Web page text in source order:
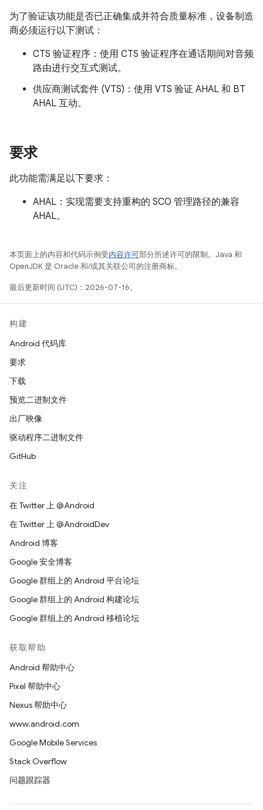
为了验证该功能是否已正确集成并符合质量标准，设备制造
商必须运行以下测试：
CTS 验证程序：使用 CTS 验证程序在通话期间对音频
路由进行交互式测试。
供应商测试套件 (VTS)：使用 VTS 验证 AHAL 和 BT
AHAL 互动。
要求
此功能需满足以下要求：
AHAL：实现需要支持重构的 SCO 管理路径的兼容
AHAL。
本页面上的内容和代码示例受内容许可部分所述许可的限制。Java 和
OpenJDK 是 Oracle 和/或其关联公司的注册商标。
最后更新时间 (UTC)：2026-07-16。
构建
Android 代码库
要求
下载
预览二进制文件
出厂映像
驱动程序二进制文件
GitHub
关注
在 Twitter 上 @Android
在 Twitter 上 @AndroidDev
Android 博客
Google 安全博客
Google 群组上的 Android 平台论坛
Google 群组上的 Android 构建论坛
Google 群组上的 Android 移植论坛
获取帮助
Android 帮助中心
Pixel 帮助中心
Nexus 帮助中心
www.android.com
Google Mobile Services
Stack Overflow
问题跟踪器